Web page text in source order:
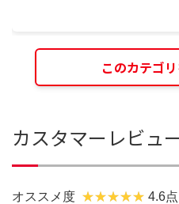
このカテゴ
カスタマーレビュ
オススメ度 4.6点